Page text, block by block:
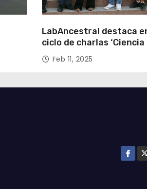
LabAncestral destaca
ciclo de charlas ‘Ciencia
Transforma’ de ANID
Feb 11, 2025